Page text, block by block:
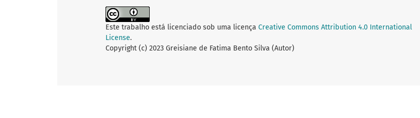
Este trabalho está licenciado sob uma licença Creative Commons Attribution 4.0 International
License.
Copyright (c) 2023 Greisiane de Fatima Bento Silva (Autor)